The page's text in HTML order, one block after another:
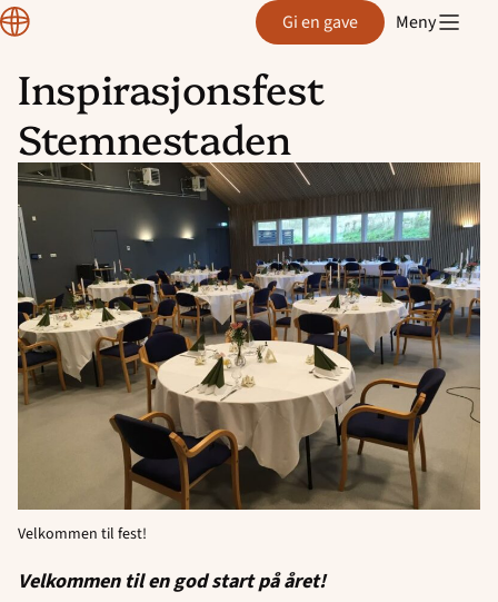
Hopp
til
innhold
Region
Rogaland Gi en gave Meny
Inspirasjonsfest
Stemnestaden
Velkommen til fest!
Velkommen til en god start på året!